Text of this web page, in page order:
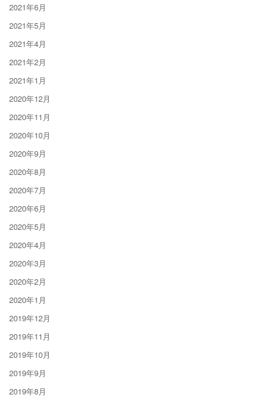
2021年6月
2021年5月
2021年4月
2021年2月
2021年1月
2020年12月
2020年11月
2020年10月
2020年9月
2020年8月
2020年7月
2020年6月
2020年5月
2020年4月
2020年3月
2020年2月
2020年1月
2019年12月
2019年11月
2019年10月
2019年9月
2019年8月